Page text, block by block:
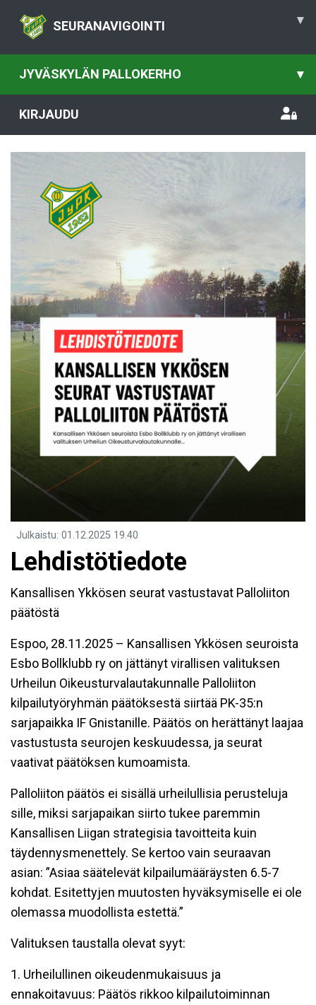
SEURANAVIGOINTI ▾
JYVÄSKYLÄN PALLOKERHO ▾
KIRJAUDU
Julkaistu: 01.12.2025 19.40
Lehdistötiedote
Kansallisen Ykkösen seurat vastustavat Palloliiton
päätöstä
Espoo, 28.11.2025 – Kansallisen Ykkösen seuroista
Esbo Bollklubb ry on jättänyt virallisen valituksen
Urheilun Oikeusturvalautakunnalle Palloliiton
kilpailutyöryhmän päätöksestä siirtää PK-35:n
sarjapaikka IF Gnistanille. Päätös on herättänyt laajaa
vastustusta seurojen keskuudessa, ja seurat
vaativat päätöksen kumoamista.
Palloliiton päätös ei sisällä urheilullisia perusteluja
sille, miksi sarjapaikan siirto tukee paremmin
Kansallisen Liigan strategisia tavoitteita kuin
täydennysmenettely. Se kertoo vain seuraavan
asian: ”Asiaa säätelevät kilpailumääräysten 6.5-7
kohdat. Esitettyjen muutosten hyväksymiselle ei ole
olemassa muodollista estettä.”
Valituksen taustalla olevat syyt:
1. Urheilullinen oikeudenmukaisuus ja
ennakoitavuus: Päätös rikkoo kilpailutoiminnan